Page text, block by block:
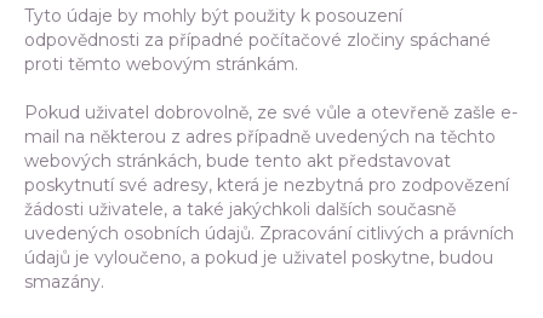
Tyto údaje by mohly být použity k posouzení
odpovědnosti za případné počítačové zločiny spáchané
proti těmto webovým stránkám.
Pokud uživatel dobrovolně, ze své vůle a otevřeně zašle e-
mail na některou z adres případně uvedených na těchto
webových stránkách, bude tento akt představovat
poskytnutí své adresy, která je nezbytná pro zodpovězení
žádosti uživatele, a také jakýchkoli dalších současně
uvedených osobních údajů. Zpracování citlivých a právních
údajů je vyloučeno, a pokud je uživatel poskytne, budou
smazány.